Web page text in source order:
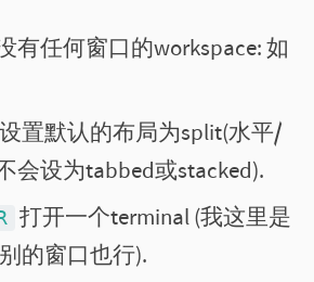
有任何窗口的workspace: 如
设置默认的布局为split(水平/
会设为tabbed或stacked).
打开一个terminal (我这里是
的窗口也行).